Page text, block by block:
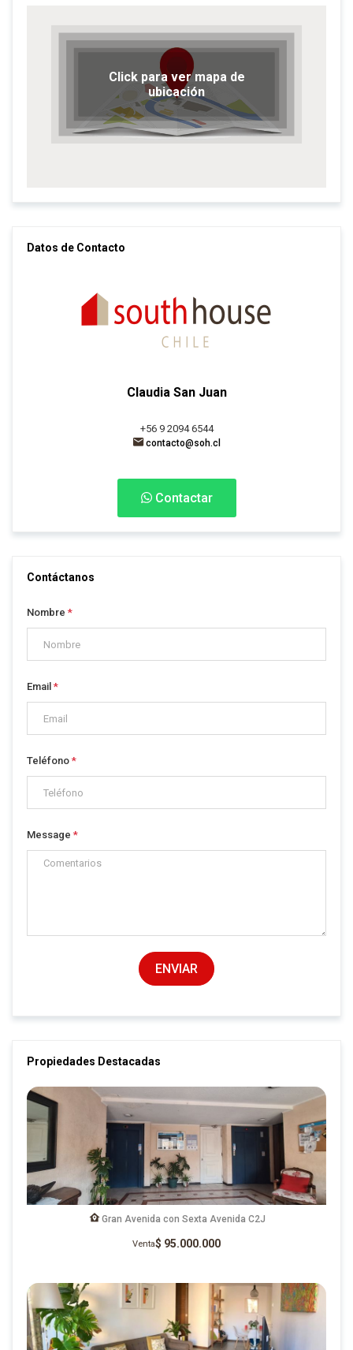
Click para ver mapa de
ubicación
Datos de Contacto
Claudia San Juan
+56 9 2094 6544
contacto@soh.cl
Contactar
Contáctanos
Nombre *
Email *
Teléfono *
Message *
ENVIAR
Propiedades Destacadas
Gran Avenida con Sexta Avenida C2J
Venta$ 95.000.000